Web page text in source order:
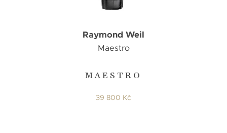
MAESTRO
Raymond Weil
Maestro
39 800 Kč